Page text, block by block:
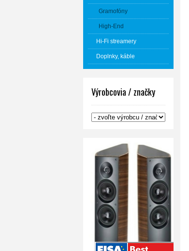
Gramofóny
High-End
Hi-Fi streamery
Doplnky, káble
Výrobcovia / značky